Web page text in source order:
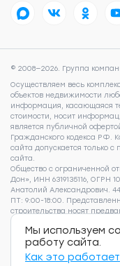
© 2008—2026. Группа
Осуществляем весь
объектов недвижимости
информация, касающаяся
стоимости, носит
является публичной
Гражданского кодекса РФ.
сайта допускается только
сайта.
Общество с ограниченной
Дон», ИНН 6319135116, ОГРН
Анатолий Александрович.
ПТ: 9:00-18:00.
строительства носят
отличаться от
застройщиком. Для
стоимости указанных на
телефону 8 (800) 505 93 22.
Согласие на рекламно-
Мы используем
работу сайта.
Как это работает